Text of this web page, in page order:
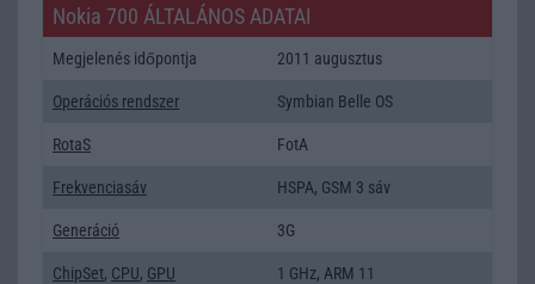
Nokia 700 ÁLTALÁNOS ADATAI
Megjelenés időpontja 2011 augusztus
Operációs rendszer Symbian Belle OS
RotaS FotA
Frekvenciasáv HSPA, GSM 3 sáv
Generáció 3G
ChipSet, CPU, GPU 1 GHz, ARM 11